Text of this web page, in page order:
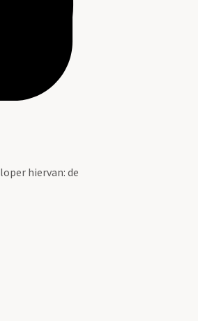
hiervan: de